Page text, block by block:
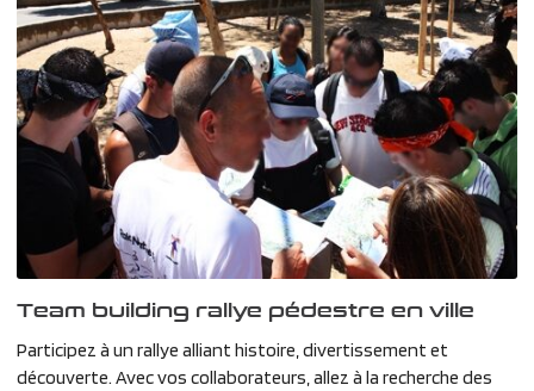
Team building rallye pédestre en ville
Participez à un rallye alliant histoire, divertissement et
découverte. Avec vos collaborateurs, allez à la recherche des